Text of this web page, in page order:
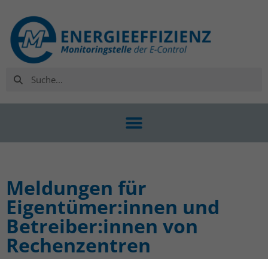
Meldungen für
Eigentümer:innen und
Betreiber:innen von
Rechenzentren